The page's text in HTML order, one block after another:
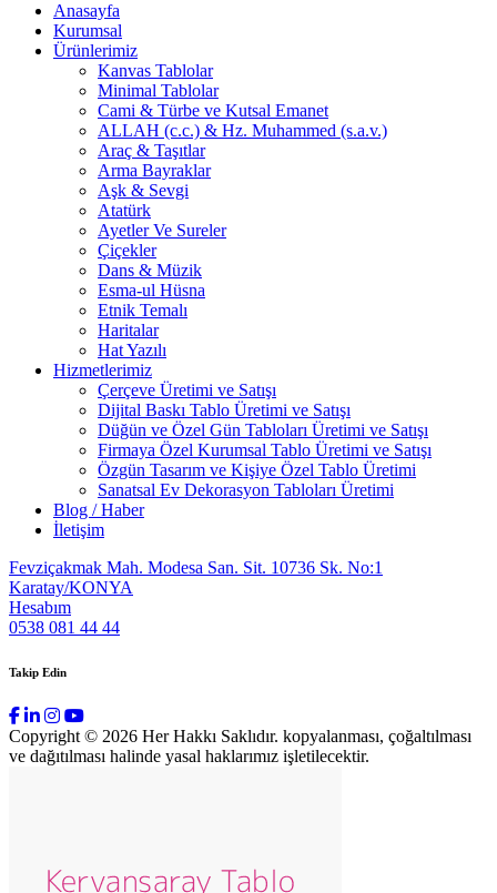
Anasayfa
Kurumsal
Ürünlerimiz
Kanvas Tablolar
Minimal Tablolar
Cami & Türbe ve Kutsal Emanet
ALLAH (c.c.) & Hz. Muhammed (s.a.v.)
Araç & Taşıtlar
Arma Bayraklar
Aşk & Sevgi
Atatürk
Ayetler Ve Sureler
Çiçekler
Dans & Müzik
Esma-ul Hüsna
Etnik Temalı
Haritalar
Hat Yazılı
Hizmetlerimiz
Çerçeve Üretimi ve Satışı
Dijital Baskı Tablo Üretimi ve Satışı
Düğün ve Özel Gün Tabloları Üretimi ve Satışı
Firmaya Özel Kurumsal Tablo Üretimi ve Satışı
Özgün Tasarım ve Kişiye Özel Tablo Üretimi
Sanatsal Ev Dekorasyon Tabloları Üretimi
Blog / Haber
İletişim
Fevziçakmak Mah. Modesa San. Sit. 10736 Sk. No:1
Karatay/KONYA
Hesabım
0538 081 44 44
Takip Edin
Copyright © 2026 Her Hakkı Saklıdır. kopyalanması, çoğaltılması
ve dağıtılması halinde yasal haklarımız işletilecektir.